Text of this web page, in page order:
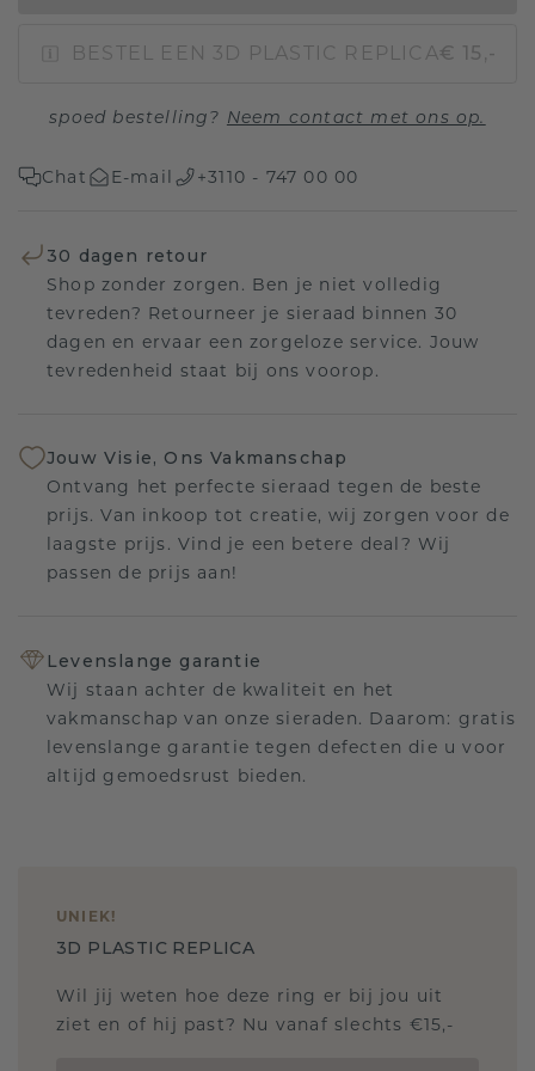
BESTEL EEN 3D PLASTIC REPLICA€ 15,-
spoed bestelling? Neem contact met ons op.
Chat E-mail +3110 - 747 00 00
30 dagen retour
Shop zonder zorgen. Ben je niet volledig
tevreden? Retourneer je sieraad binnen 30
dagen en ervaar een zorgeloze service. Jouw
tevredenheid staat bij ons voorop.
Jouw Visie, Ons Vakmanschap
Ontvang het perfecte sieraad tegen de beste
prijs. Van inkoop tot creatie, wij zorgen voor de
laagste prijs. Vind je een betere deal? Wij
passen de prijs aan!
Levenslange garantie
Wij staan achter de kwaliteit en het
vakmanschap van onze sieraden. Daarom: gratis
levenslange garantie tegen defecten die u voor
altijd gemoedsrust bieden.
UNIEK!
3D PLASTIC REPLICA
Wil jij weten hoe deze ring er bij jou uit
ziet en of hij past? Nu vanaf slechts €15,-